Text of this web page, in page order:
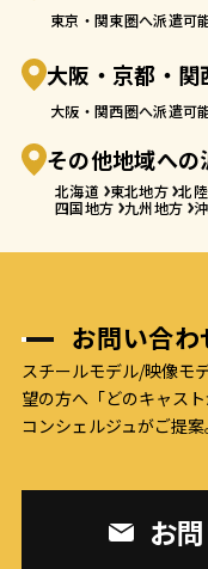
東京・関東圏へ派遣可
大阪・京都・
大阪・関西圏へ派遣可
その他地域への
北海道 東北地方 北
四国地方 九州地方
お問い合わ
スチールモデル/映像モ
望の方へ「どのキャス
コンシェルジュがご提
お